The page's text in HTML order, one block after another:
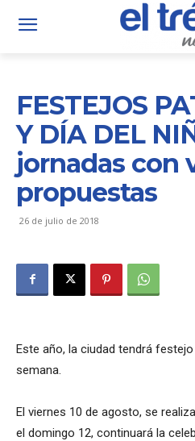
FESTEJOS
Y DÍA DEL
jornadas con
propuestas
26 de julio de 2018
Este año, la ciudad tendrá
semana.
El viernes 10 de agosto, se
el domingo 12, continuará la